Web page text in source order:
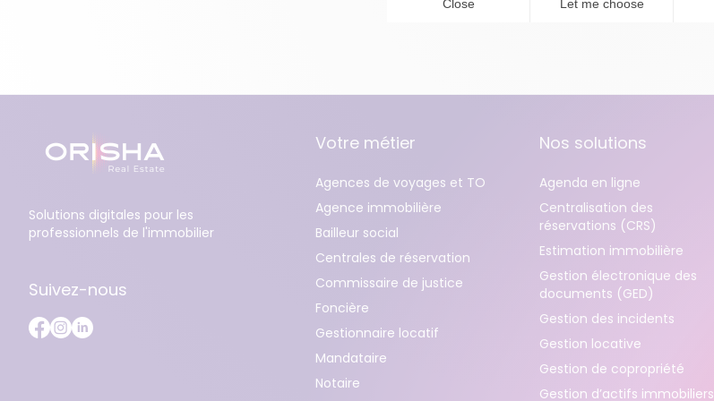
Solutions digitales pour les
professionnels de l'immobilier
Suivez-nous
Votre métier
Agences de voyages et TO
Agence immobilière
Bailleur social
Centrales de réservation
Commissaire de justice
Foncière
Gestionnaire locatif
Mandataire
Notaire
Nos solutions
Agenda en ligne
Centralisation des
réservations (CRS)
Estimation immobilière
Gestion électronique des
documents (GED)
Gestion des incidents
Gestion locative
Gestion de copropriété
Gestion d’actifs immobiliers